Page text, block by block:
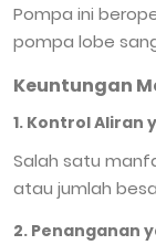
Pompa ini
pompa lobe
Keuntungan
1. Kontrol Aliran
Salah satu
atau jumlah
2. Penanganan